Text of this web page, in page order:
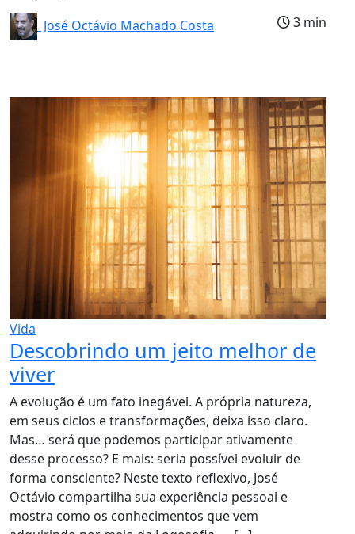
José Octávio Machado Costa
3 min
Vida
Descobrindo um jeito melhor de
viver
A evolução é um fato inegável. A própria natureza,
em seus ciclos e transformações, deixa isso claro.
Mas… será que podemos participar ativamente
desse processo? E mais: seria possível evoluir de
forma consciente? Neste texto reflexivo, José
Octávio compartilha sua experiência pessoal e
mostra como os conhecimentos que vem